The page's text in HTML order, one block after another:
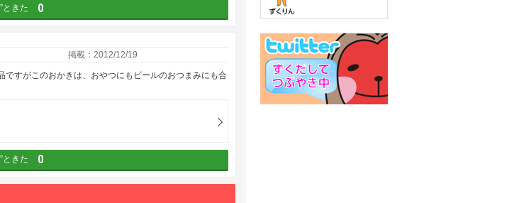
ときた 0
掲載：2012/12/19
ですがこのおかきは、おやつにもビールのおつまみにも合
ときた 0